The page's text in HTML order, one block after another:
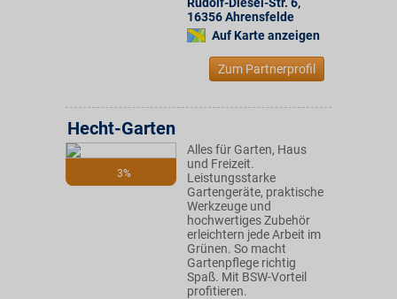
16356Ahrensfelde
Auf Karte anzeigen
Zum Partnerprofil
3%
Hecht-Garten
Alles für Garten, Haus
und Freizeit.
Leistungsstarke
Gartengeräte, praktische
Werkzeuge und
hochwertiges Zubehör
erleichtern jede Arbeit im
Grünen. So macht
Gartenpflege richtig
Spaß. Mit BSW-Vorteil
profitieren.